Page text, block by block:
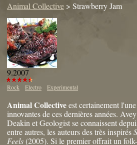
Animal Collective > Strawberry Jam
9.2007
Rock Electro Experimental
Animal Collectiveest certainement
innovantes de ces dernières années.
Deakin et Geologist se connaissent
entre autres, les auteurs des très inspirés
Feels (2005). Si le premier offrait un